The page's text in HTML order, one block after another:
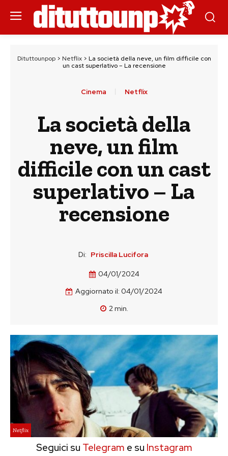
Dituttounpop> Netflix> La società della neve, un film difficile con
un cast superlativo – La recensione
Cinema Netflix
La società della
neve, un film
difficile con un cast
superlativo – La
recensione
Di: Priscilla Lucifora
04/01/2024
Aggiornato il: 04/01/2024
2min.
Netflix
Seguici su Telegram e su Instagram